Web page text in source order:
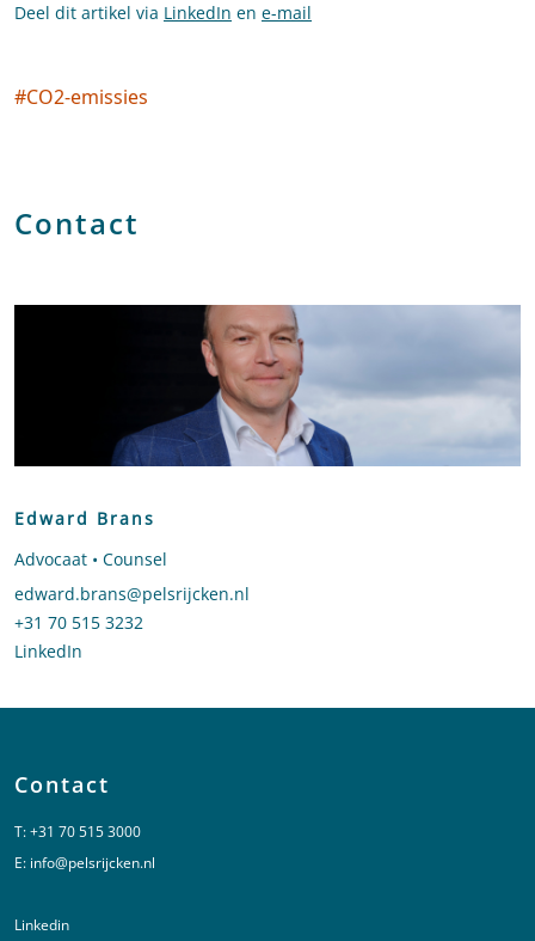
Deel dit artikel via LinkedIn en e-mail
Social tags
#CO2-emissies
Contact
Edward Brans
Advocaat • Counsel
Stuur een e-mail naar Edward Brans
edward.brans@pelsrijcken.nl
Bel naar Edward Brans
+31 70 515 3232
LinkedIn
Contact
T:+31 70 515 3000
E: info@pelsrijcken.nl
Linkedin